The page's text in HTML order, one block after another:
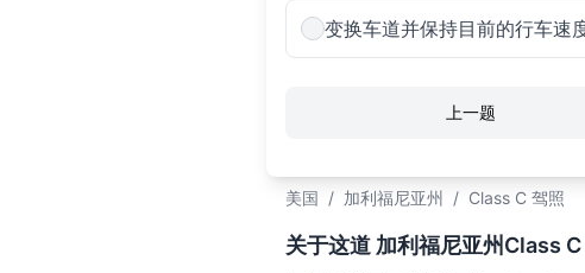
变换车道并保持目前的行车速
上一题
美国 / 加利福尼亚州 / Class C 驾照
关于这道 加利福尼亚州Class